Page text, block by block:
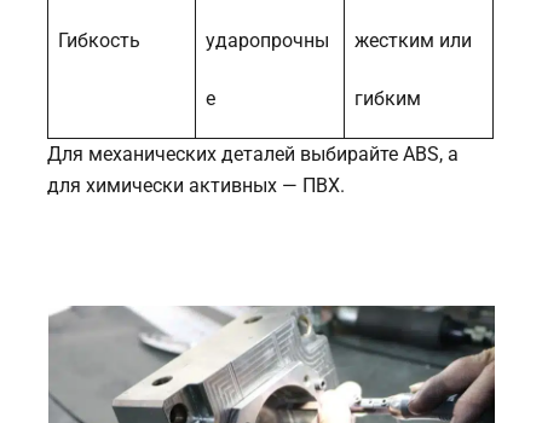
Гибкость ударопрочны
е
жестким или
гибким
Для механических деталей выбирайте ABS, а
для химически активных — ПВХ.